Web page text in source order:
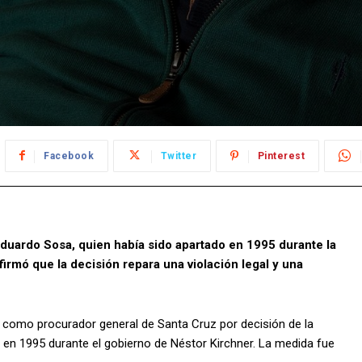
Facebook Twitter Pinterest
Sosa, quien había sido apartado en 1995 durante la
que la decisión repara una violación legal y una
procurador general de Santa Cruz por decisión de la
1995 durante el gobierno de Néstor Kirchner. La medida fue